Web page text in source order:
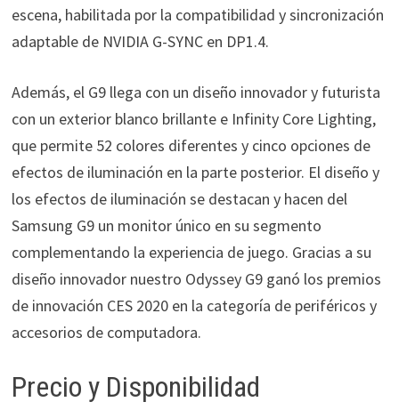
escena, habilitada por la compatibilidad y sincronización
adaptable de NVIDIA G-SYNC en DP1.4.
Además, el G9 llega con un diseño innovador y futurista
con un exterior blanco brillante e Infinity Core Lighting,
que permite 52 colores diferentes y cinco opciones de
efectos de iluminación en la parte posterior. El diseño y
los efectos de iluminación se destacan y hacen del
Samsung G9 un monitor único en su segmento
complementando la experiencia de juego. Gracias a su
diseño innovador nuestro Odyssey G9 ganó los premios
de innovación CES 2020 en la categoría de periféricos y
accesorios de computadora.
Precio y Disponibilidad